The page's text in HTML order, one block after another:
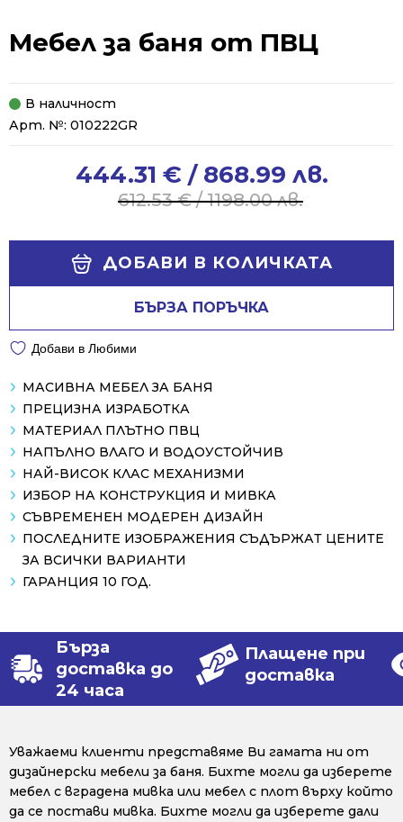
Мебел за баня от ПВЦ
В наличност
Арт. №: 010222GR
612.53€/ 1198.00 лв.
612.53 €
444.31 € / 868.99 лв.
444.31 €
ДОБАВИ В КОЛИЧКАТА
БЪРЗА ПОРЪЧКА
Добави в Любими
МАСИВНА МЕБЕЛ ЗА БАНЯ
ПРЕЦИЗНА ИЗРАБОТКА
МАТЕРИАЛ ПЛЪТНО ПВЦ
НАПЪЛНО ВЛАГО И ВОДОУСТОЙЧИВ
НАЙ-ВИСОК КЛАС МЕХАНИЗМИ
ИЗБОР НА КОНСТРУКЦИЯ И МИВКА
СЪВРЕМЕНЕН МОДЕРЕН ДИЗАЙН
ПОСЛЕДНИТЕ ИЗОБРАЖЕНИЯ СЪДЪРЖАТ ЦЕНИТЕ
ЗА ВСИЧКИ ВАРИАНТИ
ГАРАНЦИЯ 10 ГОД.
Бърза
доставка до
24 часа
Плащене при
доставка
Уважаеми клиенти представяме Ви гамата ни от
дизайнерски мебели за баня. Бихте могли да изберете
мебел с вградена мивка или мебел с плот върху който
да се постави мивка. Бихте могли да изберете дали